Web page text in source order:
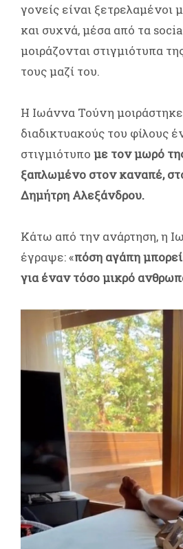
γονείς είναι ξετρελαμένοι
και συχνά, μέσα από τα
μοιράζονται στιγμιότυπα
τους μαζί του.
Η Ιωάννα Τούνη
διαδικτυακούς του φίλους
στιγμιότυπο με τον μωρό
ξαπλωμένο στον καναπέ,
Δημήτρη Αλεξάνδρου.
Κάτω από την ανάρτηση, η
έγραψε: «πόση αγάπη
για έναν τόσο μικρό